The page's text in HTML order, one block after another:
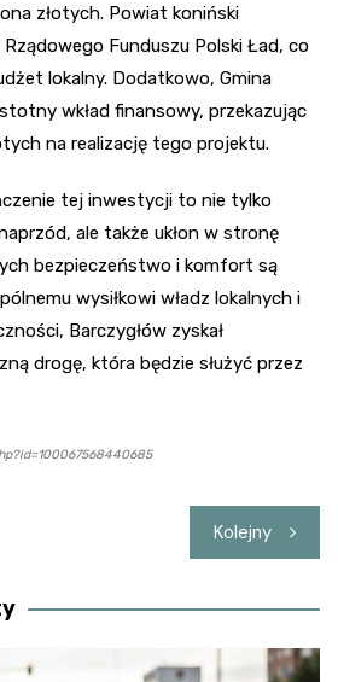
złotych. Powiat koniński
Funduszu Polski Ład, co
lokalny. Dodatkowo, Gmina
wkład finansowy, przekazując
na realizację tego projektu.
tej inwestycji to nie tylko
ale także ukłon w stronę
bezpieczeństwo i komfort są
wysiłkowi władz lokalnych i
Barczygłów zyskał
drogę, która będzie służyć przez
Kolejny